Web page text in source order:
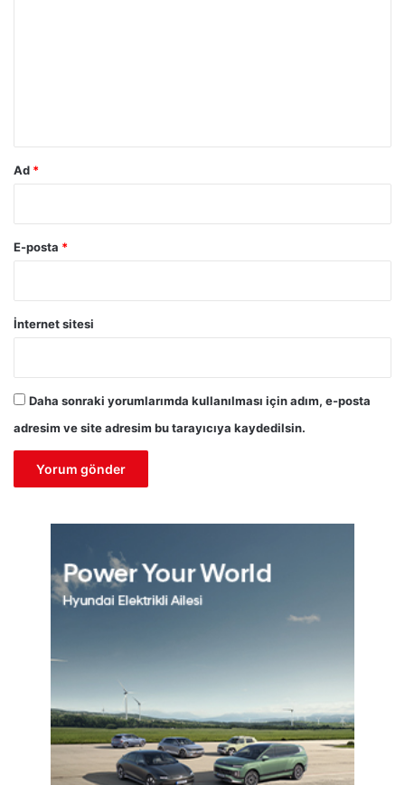
Ad *
E-posta *
İnternet sitesi
Daha sonraki yorumlarımda kullanılması için adım, e-posta
adresim ve site adresim bu tarayıcıya kaydedilsin.